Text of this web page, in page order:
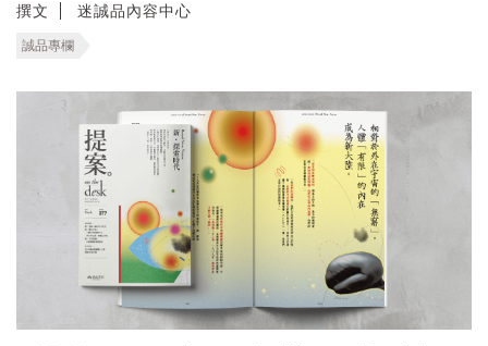
撰文 迷誠品內容中心
誠品專欄